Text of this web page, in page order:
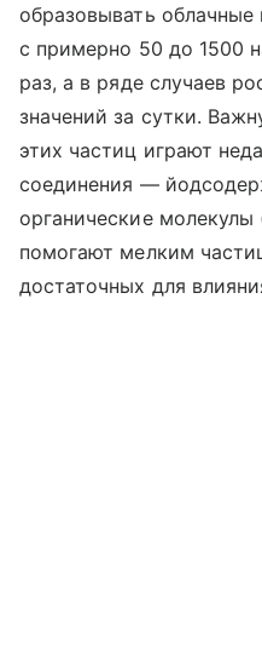
образовывать облачные
с примерно 50 до 1500
раз, а в ряде случаев
значений за сутки.
этих частиц играют
соединения —
органические молекулы
помогают мелким
достаточных для